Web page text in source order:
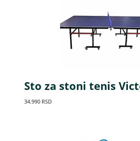
Sto za stoni tenis
34.990 RSD